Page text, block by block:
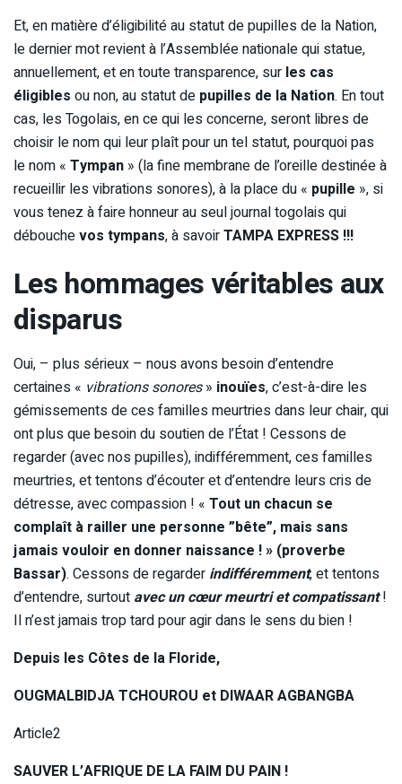
Et, en matière d’éligibilité au statut de pupilles de la Nation,
le dernier mot revient à l’Assemblée nationale qui statue,
annuellement, et en toute transparence, sur les cas
éligibles ou non, au statut de pupilles de la Nation. En tout
cas, les Togolais, en ce qui les concerne, seront libres de
choisir le nom qui leur plaît pour un tel statut, pourquoi pas
le nom « Tympan » (la fine membrane de l’oreille destinée à
recueillir les vibrations sonores), à la place du « pupille », si
vous tenez à faire honneur au seul journal togolais qui
débouchevos tympans, à savoirTAMPA EXPRESS !!!
Les hommages véritables aux
disparus
Oui, – plus sérieux – nous avons besoin d’entendre
certaines « vibrations sonores» inouïes, c’est-à-dire les
gémissements de ces familles meurtries dans leur chair, qui
ont plus que besoin du soutien de l’État ! Cessons de
regarder (avec nos pupilles), indifféremment, ces familles
meurtries, et tentons d’écouter et d’entendre leurs cris de
détresse, avec compassion ! « Tout un chacun se
complaît à railler une personne ”bête”, mais sans
jamais vouloir en donner naissance ! » (proverbe
Bassar). Cessons de regarder indifféremment, et tentons
d’entendre, surtout avec un cœur meurtri et compatissant!
Il n’est jamais trop tard pour agir dans le sens du bien !
Depuis les Côtes de la Floride,
OUGMALBIDJA TCHOUROU et DIWAAR AGBANGBA
Article2
SAUVER L’AFRIQUE DE LA FAIM DU PAIN !